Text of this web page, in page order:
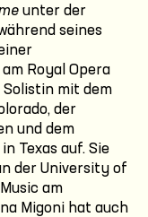
unter der
seines
am Royal Opera
Solistin mit dem
der
und dem
Texas auf. Sie
der University of
am
Migoni hat auch